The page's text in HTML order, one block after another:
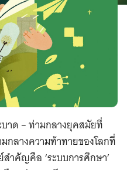
าด – ท่ามกลางยุคสมัยที่
กลางความท้าทายของโลกที่
ำคัญคือ ‘ระบบการศึกษา’